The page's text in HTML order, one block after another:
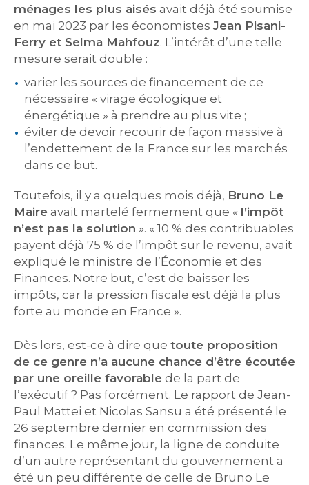
ménages les plus aisés avait déjà été soumise
en mai 2023 par les économistes Jean Pisani-
Ferry et Selma Mahfouz. L’intérêt d’une telle
mesure serait double :
varier les sources de financement de ce
nécessaire « virage écologique et
énergétique » à prendre au plus vite ;
éviter de devoir recourir de façon massive à
l’endettement de la France sur les marchés
dans ce but.
Toutefois, il y a quelques mois déjà, Bruno Le
Maire avait martelé fermement que « l’impôt
n’est pas la solution ». « 10 % des contribuables
payent déjà 75 % de l’impôt sur le revenu, avait
expliqué le ministre de l’Économie et des
Finances. Notre but, c’est de baisser les
impôts, car la pression fiscale est déjà la plus
forte au monde en France ».
Dès lors, est-ce à dire que toute proposition
de ce genre n’a aucune chance d’être écoutée
par une oreille favorable de la part de
l’exécutif ? Pas forcément. Le rapport de Jean-
Paul Mattei et Nicolas Sansu a été présenté le
26 septembre dernier en commission des
finances. Le même jour, la ligne de conduite
d’un autre représentant du gouvernement a
été un peu différente de celle de Bruno Le